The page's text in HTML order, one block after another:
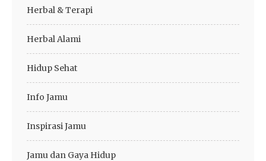
Herbal & Terapi
Herbal Alami
Hidup Sehat
Info Jamu
Inspirasi Jamu
Jamu dan Gaya Hidup